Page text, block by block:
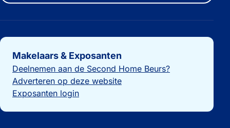
Belangrijke links
Makelaars & Exposanten
Deelnemen aan de Second Home Beurs?
Adverteren op deze website
Exposanten login